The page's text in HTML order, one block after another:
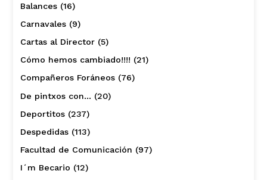
Balances(16)
Carnavales(9)
Cartas al Director(5)
Cómo hemos cambiado!!!! (21)
Compañeros Foráneos(76)
De pintxos con… (20)
Deportitos(237)
Despedidas(113)
Facultad de Comunicación (97)
I´m Becario (12)